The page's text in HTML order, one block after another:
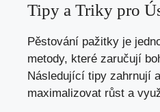
Tipy a Triky pro
Pěstování pažitky je
metody, které zaručují
Následující tipy zahrnují
maximalizovat růst a